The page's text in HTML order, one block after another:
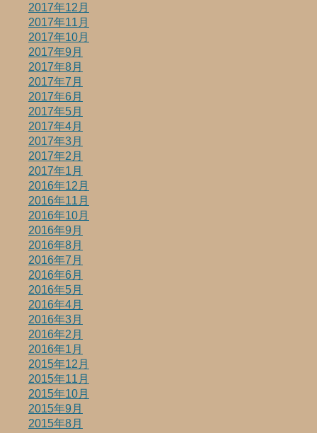
2017年12月
2017年11月
2017年10月
2017年9月
2017年8月
2017年7月
2017年6月
2017年5月
2017年4月
2017年3月
2017年2月
2017年1月
2016年12月
2016年11月
2016年10月
2016年9月
2016年8月
2016年7月
2016年6月
2016年5月
2016年4月
2016年3月
2016年2月
2016年1月
2015年12月
2015年11月
2015年10月
2015年9月
2015年8月